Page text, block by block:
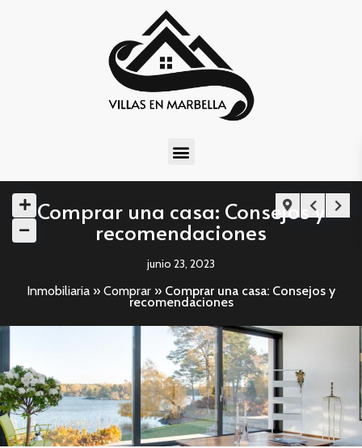
Comprar una casa: Consejos y
recomendaciones
junio 23, 2023
Inmobiliaria » Comprar » Comprar una casa: Consejos y
recomendaciones